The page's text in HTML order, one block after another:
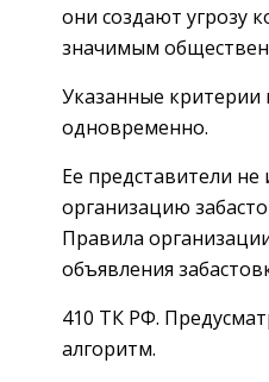
они создают угрозу
значимым
Указанные критерии
одновременно.
Ее представители
организацию
Правила
объявления
410 ТК РФ.
алгоритм.